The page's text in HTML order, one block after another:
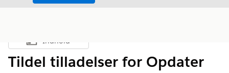
Vis indholdsfortegnelse
Indhold
Tildel tilladelser for Opdater